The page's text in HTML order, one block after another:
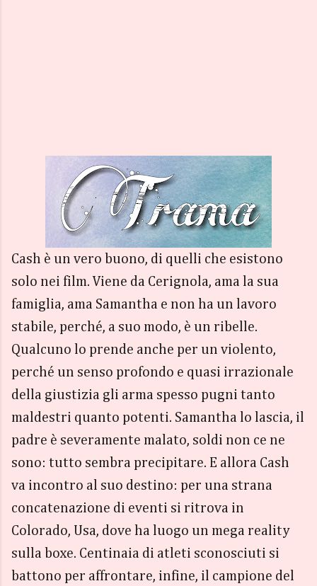
Cash è un vero buono, di quelli che esistono
solo nei film. Viene da Cerignola, ama la sua
famiglia, ama Samantha e non ha un lavoro
stabile, perché, a suo modo, è un ribelle.
Qualcuno lo prende anche per un violento,
perché un senso profondo e quasi irrazionale
della giustizia gli arma spesso pugni tanto
maldestri quanto potenti. Samantha lo lascia, il
padre è severamente malato, soldi non ce ne
sono: tutto sembra precipitare. E allora Cash
va incontro al suo destino: per una strana
concatenazione di eventi si ritrova in
Colorado, Usa, dove ha luogo un mega reality
sulla boxe. Centinaia di atleti sconosciuti si
battono per affrontare, infine, il campione del